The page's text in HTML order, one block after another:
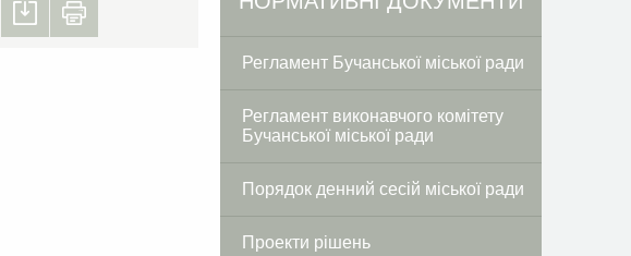
Регламент Бучанської міської ради
Регламент виконавчого комітету
Бучанської міської ради
Порядок денний сесій міської ради
Проекти рішень